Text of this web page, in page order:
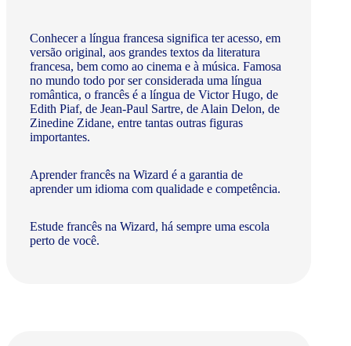
Conhecer a língua francesa significa ter acesso, em
versão original, aos grandes textos da literatura
francesa, bem como ao cinema e à música. Famosa
no mundo todo por ser considerada uma língua
romântica, o francês é a língua de Victor Hugo, de
Edith Piaf, de Jean-Paul Sartre, de Alain Delon, de
Zinedine Zidane, entre tantas outras figuras
importantes.
Aprender francês na Wizard é a garantia de
aprender um idioma com qualidade e competência.
Estude francês na Wizard, há sempre uma escola
perto de você.